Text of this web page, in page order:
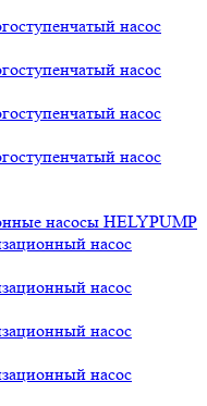
насос
насос
насос
насос
насосы HELYPUMP
насос
насос
насос
насос